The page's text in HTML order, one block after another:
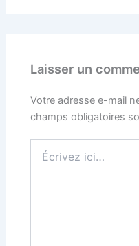
Laisser un
Votre adresse e-mail
champs obligatoires
ici…